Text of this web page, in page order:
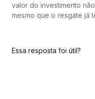
valor do investimento
mesmo que o resgate já
Essa resposta foi útil?